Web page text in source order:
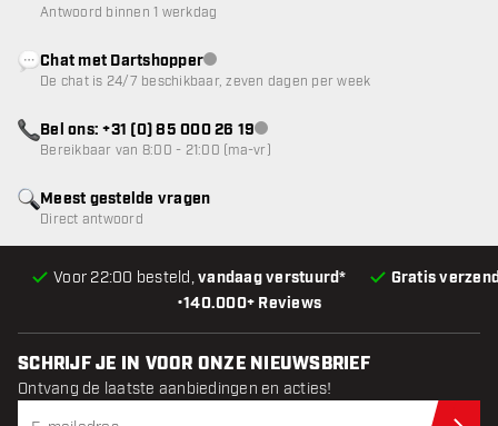
•140.000+ Reviews
Voor 22:00 besteld,vandaag verstuurd* Gratis
Meest gestelde vragen
Direct antwoord
Antwoord binnen 1 werkdag
Chat met Dartshopperklantenservice niet beschikbaar
De chat is 24/7 beschikbaar, zeven dagen per week
Bel ons: +31 (0) 85 000 26 19klantenservice niet beschikbaar
Bereikbaar van 8:00 - 21:00 (ma-vr)
SCHRIJF JE IN VOOR ONZE NIEUWSBRIEF
Ontvang de laatste aanbiedingen en acties!